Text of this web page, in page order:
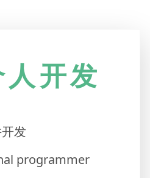
开发
发
programmer